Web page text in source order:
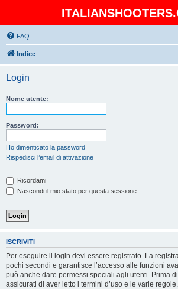
FAQ
Indice
Login
Nome utente:
Password:
Ho dimenticato la password
Rispedisci l’email di attivazione
Ricordami
Nascondi il mio stato per questa sessione
ISCRIVITI
Per eseguire il login devi essere registrato. La
pochi secondi e garantisce l’accesso alle funzioni
può anche dare permessi speciali agli utenti. Prima
assicurati di aver letto i termini d’uso e le varie regole.